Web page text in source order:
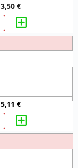
3,50 €
5,11 €